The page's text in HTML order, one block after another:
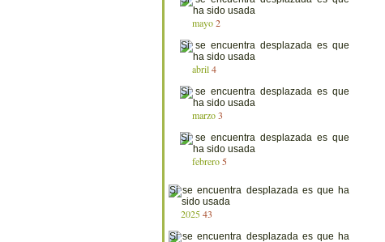
mayo 2
abril 4
marzo 3
febrero 5
202543